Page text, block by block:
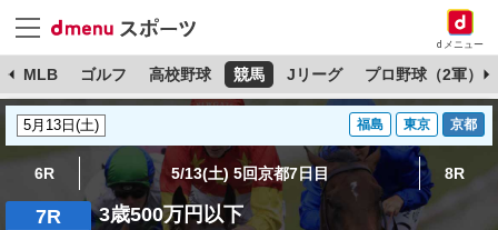
dメニュー
MLB ゴルフ 高校野球 競馬 Jリーグ プロ野球（2軍）
福島 東京 京都
6R 5/13(土) 5回京都7日目 8R
7R 3歳500万円以下